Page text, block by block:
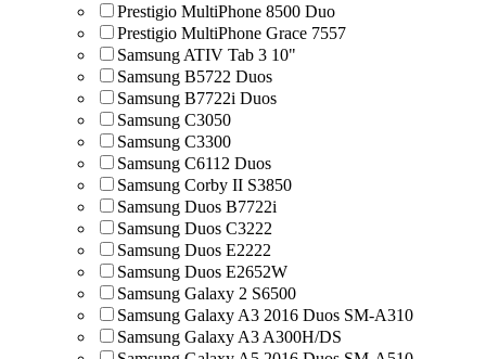
Prestigio MultiPhone 8500 Duo
Prestigio MultiPhone Grace 7557
Samsung ATIV Tab 3 10"
Samsung B5722 Duos
Samsung B7722i Duos
Samsung C3050
Samsung C3300
Samsung C6112 Duos
Samsung Corby II S3850
Samsung Duos B7722i
Samsung Duos C3222
Samsung Duos E2222
Samsung Duos E2652W
Samsung Galaxy 2 S6500
Samsung Galaxy A3 2016 Duos SM-A310
Samsung Galaxy A3 A300H/DS